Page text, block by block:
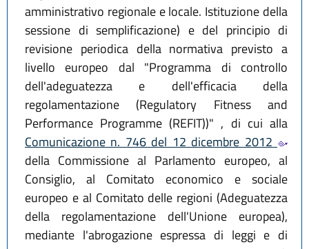
amministrativo regionale e locale. Istituzione della
sessione di semplificazione) e del principio di
revisione periodica della normativa previsto a
livello europeo dal "Programma di controllo
dell'adeguatezza e dell'efficacia della
regolamentazione (Regulatory Fitness and
Performance Programme (REFIT))" , di cui alla
Comunicazione n. 746 del 12 dicembre 2012
della Commissione al Parlamento europeo, al
Consiglio, al Comitato economico e sociale
europeo e al Comitato delle regioni (Adeguatezza
della regolamentazione dell'Unione europea),
mediante l'abrogazione espressa di leggi e di